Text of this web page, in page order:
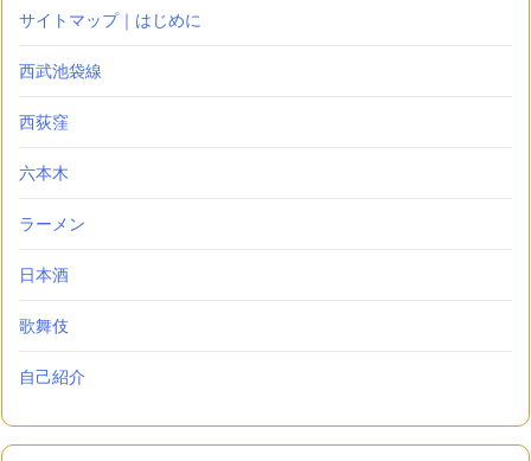
サイトマップ｜はじめに
西武池袋線
西荻窪
六本木
ラーメン
日本酒
歌舞伎
自己紹介